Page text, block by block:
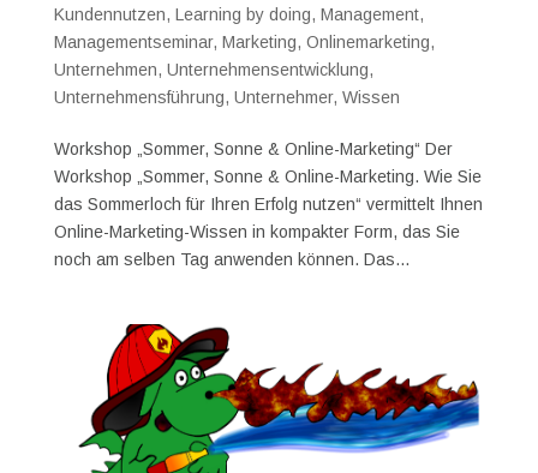
Kundennutzen, Learning by doing, Management,
Managementseminar, Marketing, Onlinemarketing,
Unternehmen, Unternehmensentwicklung,
Unternehmensführung, Unternehmer, Wissen
Workshop „Sommer, Sonne & Online-Marketing“ Der
Workshop „Sommer, Sonne & Online-Marketing. Wie Sie
das Sommerloch für Ihren Erfolg nutzen“ vermittelt Ihnen
Online-Marketing-Wissen in kompakter Form, das Sie
noch am selben Tag anwenden können. Das...